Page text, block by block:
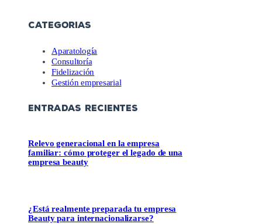
CATEGORIAS
Aparatología
Consultoría
Fidelización
Gestión empresarial
ENTRADAS RECIENTES
Relevo generacional en la empresa
familiar: cómo proteger el legado de una
empresa beauty
¿Está realmente preparada tu empresa
Beauty para internacionalizarse?